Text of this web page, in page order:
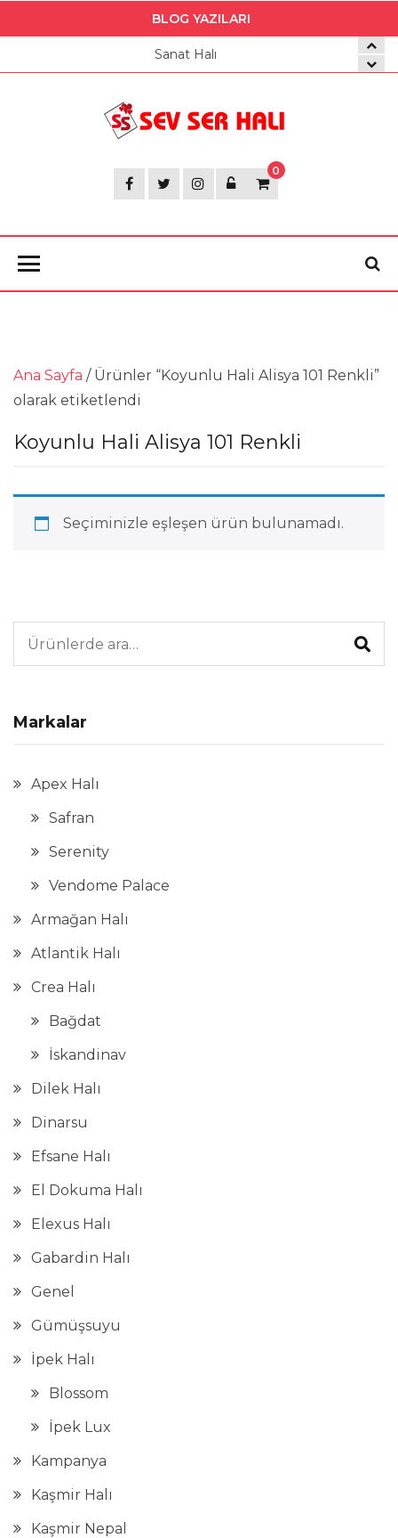
BLOG YAZILARI
Sanat Halı
0
Ana Sayfa / Ürünler “Koyunlu Hali Alisya 101 Renkli”
olarak etiketlendi
Koyunlu Hali Alisya 101 Renkli
Seçiminizle eşleşen ürün bulunamadı.
Ara:
Markalar
Apex Halı
Safran
Serenity
Vendome Palace
Armağan Halı
Atlantik Halı
Crea Halı
Bağdat
İskandinav
Dilek Halı
Dinarsu
Efsane Halı
El Dokuma Halı
Elexus Halı
Gabardin Halı
Genel
Gümüşsuyu
İpek Halı
Blossom
İpek Lux
Kampanya
Kaşmir Halı
Kaşmir Nepal